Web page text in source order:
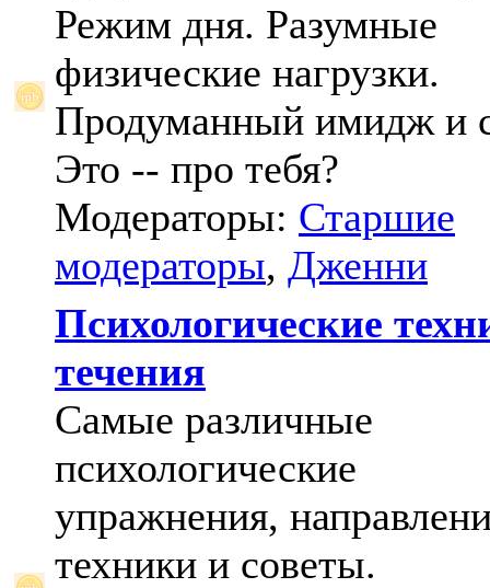
Режим дня. Разумные
физические нагрузки.
Продуманный имидж и
Это -- про тебя?
Модераторы: Старшие
модераторы, Дженни
Психологические
течения
Самые различные
психологические
упражнения,
техники и советы.